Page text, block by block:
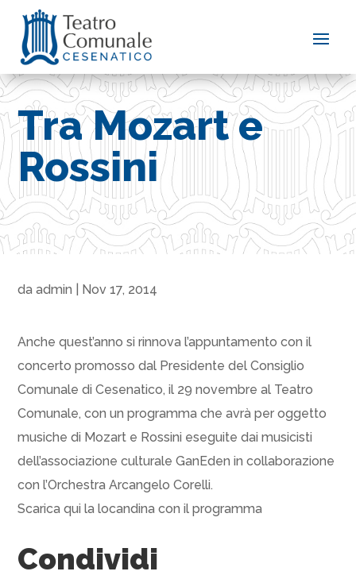
Tra Mozart e
Rossini
daadmin Nov 17, 2014
Anche quest’anno si rinnova l’appuntamento con il
concerto promosso dal Presidente del Consiglio
Comunale di Cesenatico, il 29 novembre al Teatro
Comunale, con un programma che avrà per oggetto
musiche di Mozart e Rossini eseguite dai musicisti
dell’associazione culturale GanEden in collaborazione
con l’Orchestra Arcangelo Corelli.
Scarica qui la locandina con il programma
Condividi